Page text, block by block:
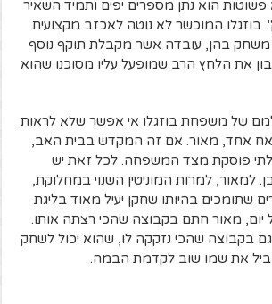
פשוטות הוא נתן מספרים יפים ותמיד השאיר
בוזגלו המוכשר לא נוטה לאכזב מקצועית
בהן, עובדה אשר מקבלת תוקף נוסף
את הלחץ הרב שמופעל עליו מסוכנו שהוא
של משפחת בוזגלו אי אפשר שלא לראות
אח אחד, מאור. אם זה המקדש בבית האב,
פוסקת מצד המשפחה. לכל זאת יש
למאור, למרות המוניטין השנוי במחלוקת,
שתומכים בהיותו שחקן יעיל מאוד בליגת
יום, מאור חתם בקבוצה שהכי רצתה אותו.
בקבוצה שהכי נזקקה לו, שהוא יכול לשחק
את שמו שוב לקדמת הבמה.